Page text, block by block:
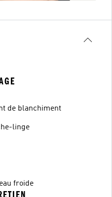
de blanchiment
linge
froide